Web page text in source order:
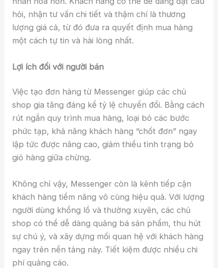
hỏi, nhận tư vấn chi tiết và thậm chí là thương
lượng giá cả, từ đó đưa ra quyết định mua hàng
một cách tự tin và hài lòng nhất.
Lợi ích đối với người bán
Việc tạo đơn hàng từ Messenger giúp các chủ
shop gia tăng đáng kể tỷ lệ chuyển đổi. Bằng cách
rút ngắn quy trình mua hàng, loại bỏ các bước
phức tạp, khả năng khách hàng “chốt đơn” ngay
lập tức được nâng cao, giảm thiểu tình trạng bỏ
giỏ hàng giữa chừng.
Không chỉ vậy, Messenger còn là kênh tiếp cận
khách hàng tiềm năng vô cùng hiệu quả. Với lượng
người dùng khổng lồ và thường xuyên, các chủ
shop có thể dễ dàng quảng bá sản phẩm, thu hút
sự chú ý, và xây dựng mối quan hệ với khách hàng
ngay trên nền tảng này. Tiết kiệm được nhiều chi
phí quảng cáo.